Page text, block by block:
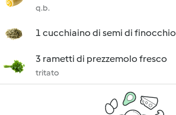
q.b.
1 cucchiaino di semi di finocchio
3 rametti di prezzemolo fresco
tritato